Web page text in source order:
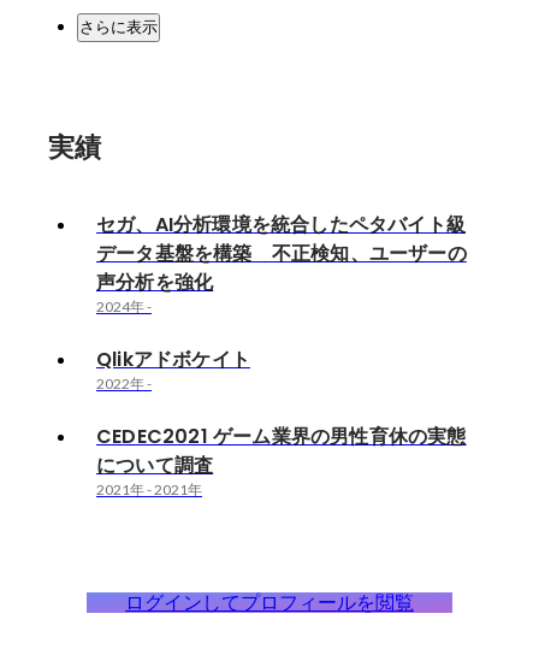
さらに表示
実績
セガ、AI分析環境を統合したペタバイト級
データ基盤を構築 不正検知、ユーザーの
声分析を強化
2024年-
Qlikアドボケイト
2022年-
CEDEC2021 ゲーム業界の男性育休の実態
について調査
2021年-2021年
ログインしてプロフィールを閲覧